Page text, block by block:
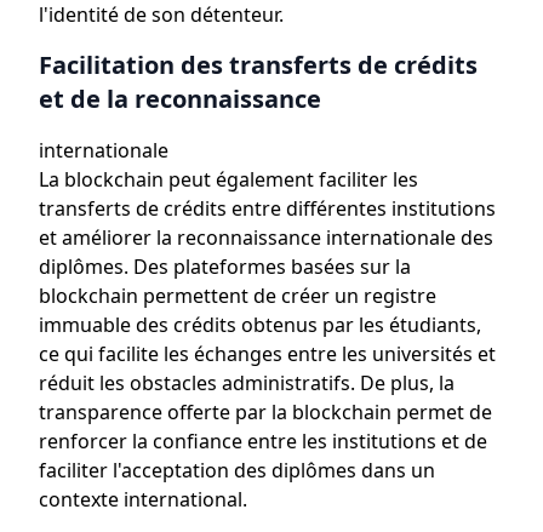
l'identité de son détenteur.
Facilitation des transferts de crédits
et de la reconnaissance
internationale
La blockchain peut également faciliter les
transferts de crédits entre différentes institutions
et améliorer la reconnaissance internationale des
diplômes. Des plateformes basées sur la
blockchain permettent de créer un registre
immuable des crédits obtenus par les étudiants,
ce qui facilite les échanges entre les universités et
réduit les obstacles administratifs. De plus, la
transparence offerte par la blockchain permet de
renforcer la confiance entre les institutions et de
faciliter l'acceptation des diplômes dans un
contexte international.